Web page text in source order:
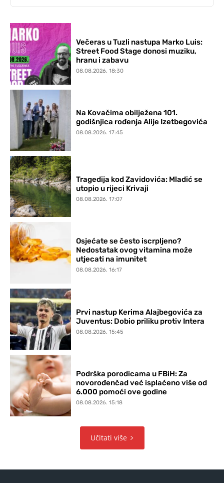
Večeras u Tuzli nastupa Marko Luis:
Street Food Stage donosi muziku,
hranu i zabavu
08.08.2026. 18:30
Na Kovačima obilježena 101.
godišnjica rođenja Alije Izetbegovića
08.08.2026. 17:45
Tragedija kod Zavidovića: Mladić se
utopio u rijeci Krivaji
08.08.2026. 17:07
Osjećate se često iscrpljeno?
Nedostatak ovog vitamina može
utjecati na imunitet
08.08.2026. 16:17
Prvi nastup Kerima Alajbegovića za
Juventus: Dobio priliku protiv Intera
08.08.2026. 15:45
Podrška porodicama u FBiH: Za
novorođenčad već isplaćeno više od
6.000 pomoći ove godine
08.08.2026. 15:18
Učitati više